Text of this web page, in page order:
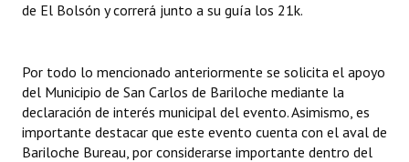
de El Bolsón y correrá junto a su guía los 21k.
Por todo lo mencionado anteriormente se solicita el apoyo
del Municipio de San Carlos de Bariloche mediante la
declaración de interés municipal del evento. Asimismo, es
importante destacar que este evento cuenta con el aval de
Bariloche Bureau, por considerarse importante dentro del